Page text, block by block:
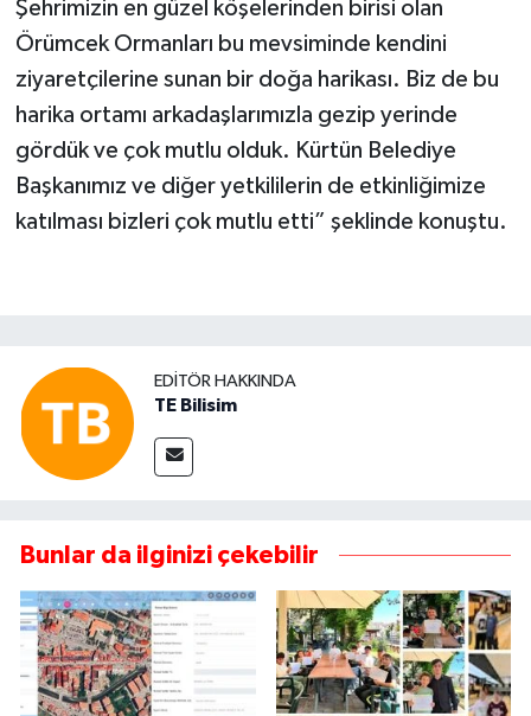
Şehrimizin en güzel köşelerinden birisi olan
Örümcek Ormanları bu mevsiminde kendini
ziyaretçilerine sunan bir doğa harikası. Biz de bu
harika ortamı arkadaşlarımızla gezip yerinde
gördük ve çok mutlu olduk. Kürtün Belediye
Başkanımız ve diğer yetkililerin de etkinliğimize
katılması bizleri çok mutlu etti” şeklinde konuştu.
EDITÖR HAKKINDA
TE Bilisim
Bunlar da ilginizi çekebilir